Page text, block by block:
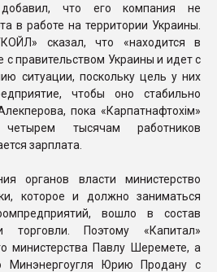
что его компания не
в работе на территории Украины.
сказал, что «находится в
с правительством Украины и идет с
ситуации, поскольку цель у них
чтобы оно стабильно
пока «Карпатнафтохім»
четырем тысячам работников
зарплата.
органов власти министерство
которое и должно заниматься
вошло в состав
торговли. Поэтому «Капитал»
министерства Павлу Шеремете, а
Минэнергоугля Юрию Продану с